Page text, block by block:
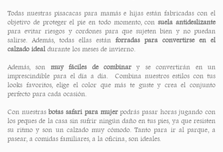
Todas nuestras pisacacas para mamás e hijas están fabricadas con el
objetivo de proteger el pie en todo momento, consuela antideslizante
para evitar riesgos y cordones para que sujeten bien y no puedan
salirse. Además, todas ellas están forradas para convertirse en el
calzado ideal durante los meses de invierno.
Además, son muy fáciles de combinar y se convertirán en un
imprescindible para el día a día. Combina nuestros estilos con tus
looks favoritos, elige el color que más te guste y crea el conjunto
perfecto para cada ocasión.
Con nuestrasbotas safari para mujerpodrás pasar horas jugando con
los peques de la casa sin sufrir ningún daño en tus pies, ya que resisten
su ritmo y son un calzado muy cómodo. Tanto para ir al parque, a
pasear, a comidas familiares, a la oficina, son ideales.